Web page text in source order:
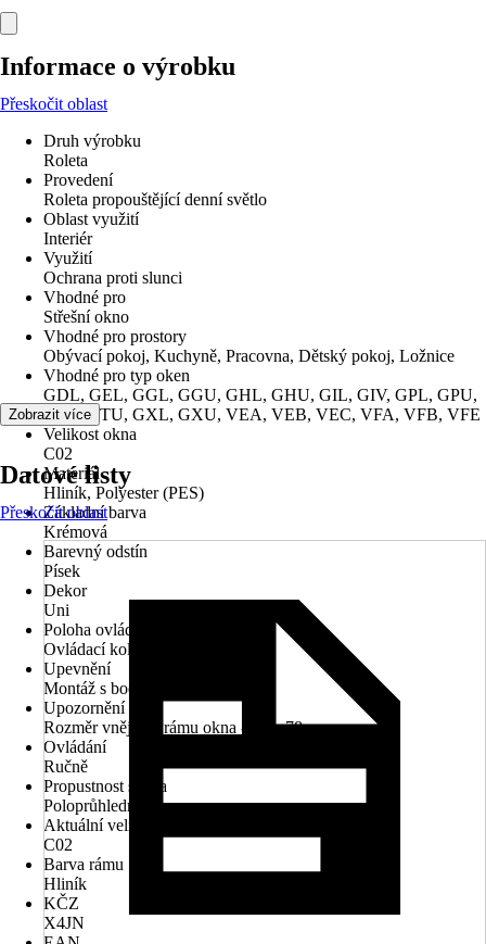
Informace o výrobku
Přeskočit oblast
Druh výrobku
Roleta
Provedení
Roleta propouštějící denní světlo
Oblast využití
Interiér
Využití
Ochrana proti slunci
Vhodné pro
Střešní okno
Vhodné pro prostory
Obývací pokoj, Kuchyně, Pracovna, Dětský pokoj, Ložnice
Vhodné pro typ oken
GDL, GEL, GGL, GGU, GHL, GHU, GIL, GIV, GPL, GPU,
GTL, GTU, GXL, GXU, VEA, VEB, VEC, VFA, VFB, VFE
Velikost okna
C02
Materiál
Hliník, Polyester (PES)
Základní barva
Krémová
Barevný odstín
Písek
Dekor
Uni
Poloha ovládacího mechanismu
Ovládací kolejnice
Upevnění
Montáž s bočním vedením
Upozornění
Rozměr vnějšího rámu okna - 55 x 78 cm
Ovládání
Ručně
Propustnost světla
Poloprůhledný
Aktuální velikost okna
C02
Barva rámu
Hliník
KČZ
X4JN
Zobrazit více
Datové listy
Přeskočit oblast